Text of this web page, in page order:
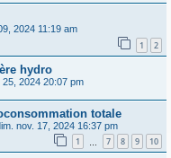
2024 11:19 am
1 2
hydro
25, 2024 20:07 pm
totale
nov. 17, 2024 16:37 pm
1 7 8 9 10